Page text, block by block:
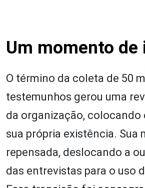
Um momento de
O término da coleta de 50
testemunhos gerou uma
da organização, colocando
sua própria existência. Sua
repensada, deslocando a
das entrevistas para o uso